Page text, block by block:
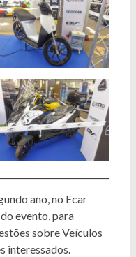
ano, no Ecar
evento, para
sobre Veículos
interessados.